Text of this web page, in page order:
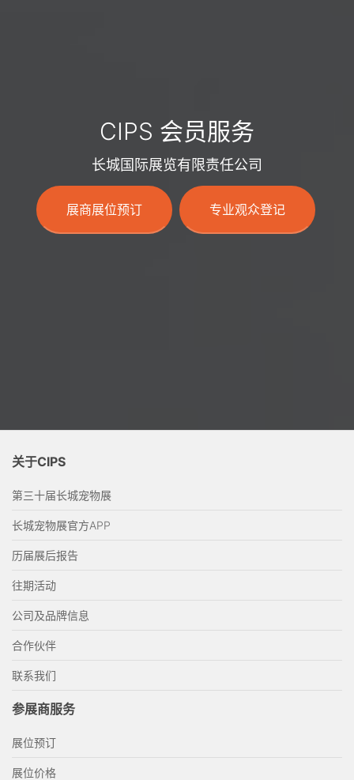
CIPS 会员服务
长城国际展览有限责任公司
展商展位预订 专业观众登记
关于CIPS
第三十届长城宠物展
长城宠物展官方APP
历届展后报告
往期活动
公司及品牌信息
合作伙伴
联系我们
参展商服务
展位预订
展位价格